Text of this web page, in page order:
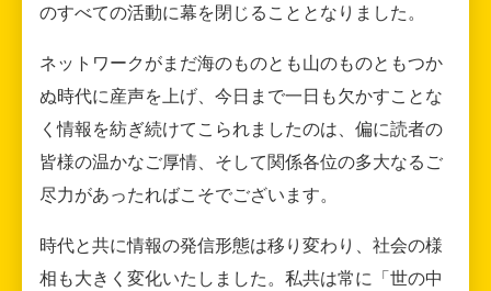
のすべての活動に幕を閉じることとなりました。
ネットワークがまだ海のものとも山のものともつか
ぬ時代に産声を上げ、今日まで一日も欠かすことな
く情報を紡ぎ続けてこられましたのは、偏に読者の
皆様の温かなご厚情、そして関係各位の多大なるご
尽力があったればこそでございます。
時代と共に情報の発信形態は移り変わり、社会の様
相も大きく変化いたしました。私共は常に「世の中